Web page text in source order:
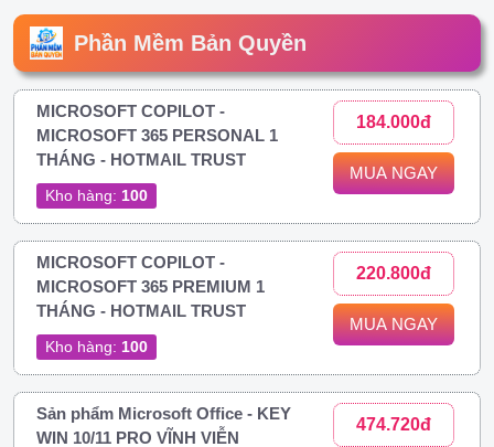
Phần Mềm Bản Quyền
MICROSOFT COPILOT -
MICROSOFT 365 PERSONAL 1
THÁNG - HOTMAIL TRUST
Kho hàng: 100
184.000đ
MUA NGAY
MICROSOFT COPILOT -
MICROSOFT 365 PREMIUM 1
THÁNG - HOTMAIL TRUST
Kho hàng: 100
220.800đ
MUA NGAY
Sản phẩm Microsoft Office - KEY
WIN 10/11 PRO VĨNH VIỄN
474.720đ